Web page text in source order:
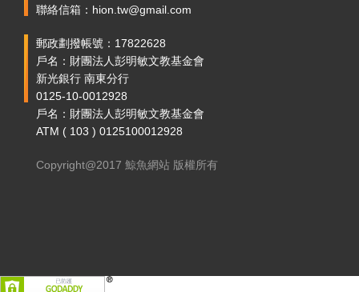
聯絡信箱：hion.tw@gmail.com
郵政劃撥帳號：17822628
戶名：財團法人彭明敏文教基金會
新光銀行 南東分行
0125-10-0012928
戶名：財團法人彭明敏文教基金會
ATM ( 103 ) 0125100012928
Copyright@2017 鯨魚網站 版權所有